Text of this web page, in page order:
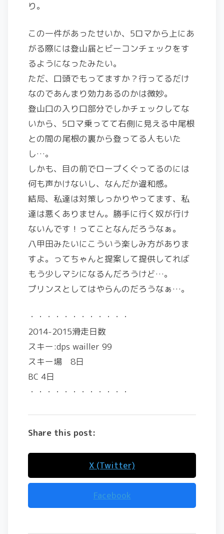
り。
この一件があったせいか、5ロマから上にあ
がる際には登山届とビーコンチェックをす
るようになったみたい。
ただ、口頭でもってますか？行ってるだけ
なのであんまり効力あるのかは微妙。
登山口の入り口部分でしかチェックしてな
いから、5ロマ乗ってて右側に見える中尾根
との間の尾根の裏から登ってる人もいた
し…。
しかも、目の前でロープくぐってるのには
何も声かけないし、なんだか違和感。
結局、私達は対策しっかりやってます、私
達は悪くありません。勝手に行く奴が行け
ないんです！ってことなんだろうなぁ。
八甲田みたいにこういう楽しみ方がありま
すよ。ってちゃんと提案して提供してれば
もう少しマシになるんだろうけど…。
プリンスとしてはやらんのだろうなぁ…。
・・・・・・・・・・・・
2014-2015滑走日数
スキー:dps wailler 99
スキー場 8日
BC 4日
・・・・・・・・・・・・
Share this post:
X (Twitter)
Facebook